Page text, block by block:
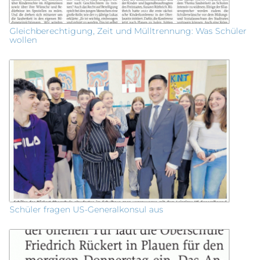
Gleichberechtigung, Zeit und Mülltrennung: Was Schüler
wollen
Schüler fragen US-Generalkonsul aus